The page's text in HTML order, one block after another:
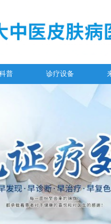
普 诊疗设备
复发活动开启!
新年!
主任28-29日来院会诊
预约从速!远大白转黑分享活动即将开幕!特邀北京专家来院坐诊!
超强福利点击领取!
有多重福利千万别错过!
世界 留住美丽瞬间
价值2240元白斑诊疗金!
诊疗援助活动开启!
复发活动开启!